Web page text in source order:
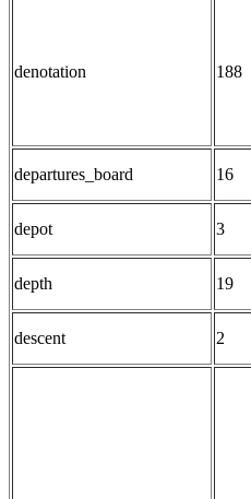
denotation 188
departures_board 16
depot 3
depth 19
descent 2